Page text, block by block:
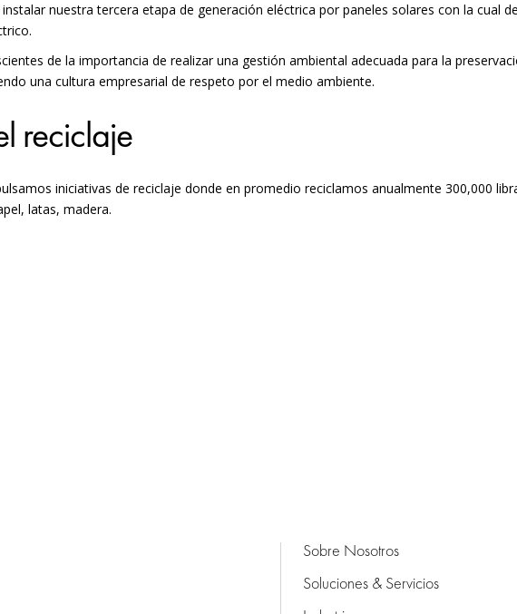
nuestra tercera etapa de generación eléctrica por paneles solares con la cual
de la importancia de realizar una gestión ambiental adecuada para la
una cultura empresarial de respeto por el medio ambiente.
reciclaje
iniciativas de reciclaje donde en promedio reciclamos anualmente 300,000
latas, madera.
Sobre Nosotros
Soluciones & Servicios